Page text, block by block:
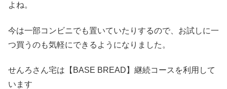
よね。
今は一部コンビニでも置いていたりするので、お試しに一
つ買うのも気軽にできるようになりました。
せんろさん宅は【BASE BREAD】継続コースを利用して
います